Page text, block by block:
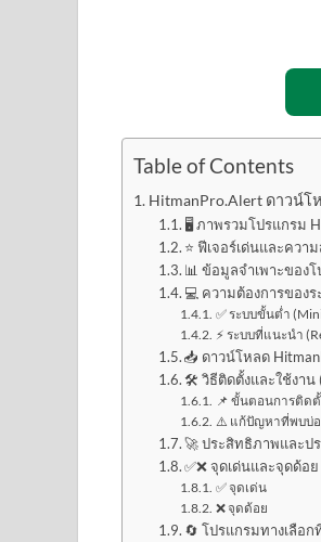
Table of Contents
HitmanPro.Alert ดาวน์
🖥️ ภาพรวมโปรแกรม
⭐ ฟีเจอร์เด่นและควา
📊 ข้อมูลจำเพาะของ
💻 ความต้องการของร
✅ ระบบขั้นต่ำ
⚡ ระบบที่แนะนำ
📥 ดาวน์โหลด
🛠️ วิธีติดตั้งและใช้งาน
📌 ขั้นตอนการติด
⚠️ แก้ปัญหาที่พบบ่
🚀 ประสิทธิภาพและป
✅❌ จุดเด่นและจุดด้อย
✅ จุดเด่น
❌ จุดด้อย
🔄 โปรแกรมทางเลือ